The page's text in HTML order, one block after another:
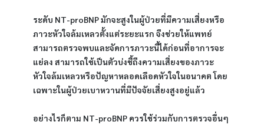
ระดับ NT-proBNP มักจะสูงในผู้ป่วยที่มีความเสี่ยงหรือ
ภาวะหัวใจล้มเหลวตั้งแต่ระยะแรก จึงช่วยให้แพทย์
สามารถตรวจพบและจัดการภาวะนี้ได้ก่อนที่อาการจะ
แย่ลง สามารถใช้เป็นตัวบ่งชี้ถึงความเสี่ยงของภาวะ
หัวใจล้มเหลวหรือปัญหาหลอดเลือดหัวใจในอนาคต โดย
เฉพาะในผู้ป่วยเบาหวานที่มีปัจจัยเสี่ยงสูงอยู่แล้ว
อย่างไรก็ตาม NT-proBNP ควรใช้ร่วมกับการตรวจอื่นๆ